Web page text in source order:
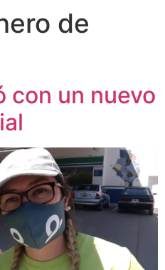
de
con un nuevo